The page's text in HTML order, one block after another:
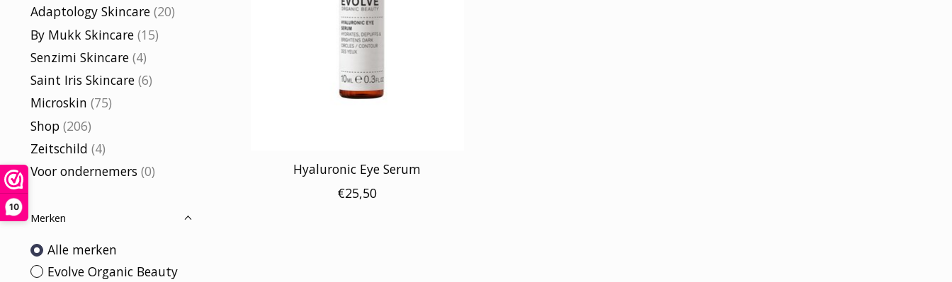
10
Adaptology Skincare (20)
By Mukk Skincare (15)
Senzimi Skincare (4)
Saint Iris Skincare (6)
Microskin (75)
Shop (206)
Zeitschild (4)
Voor ondernemers (0)
Merken
Alle merken
Evolve Organic Beauty
Hyaluronic Eye Serum
€25,50